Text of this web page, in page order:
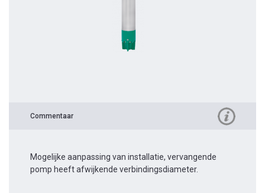
Commentaar
Mogelijke aanpassing van installatie, vervangende
pomp heeft afwijkende verbindingsdiameter.